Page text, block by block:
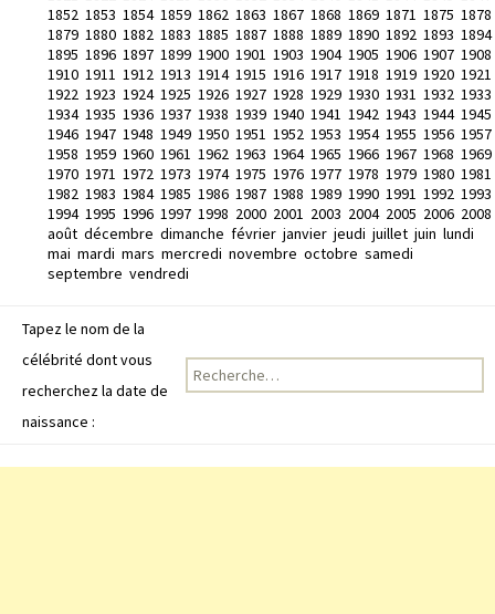
1852 1853 1854 1859 1862 1863 1867 1868 1869 1871 1875 1878
1879 1880 1882 1883 1885 1887 1888 1889 1890 1892 1893 1894
1895 1896 1897 1899 1900 1901 1903 1904 1905 1906 1907 1908
1910 1911 1912 1913 1914 1915 1916 1917 1918 1919 1920 1921
1922 1923 1924 1925 1926 1927 1928 1929 1930 1931 1932 1933
1934 1935 1936 1937 1938 1939 1940 1941 1942 1943 1944 1945
1946 1947 1948 1949 1950 1951 1952 1953 1954 1955 1956 1957
1958 1959 1960 1961 1962 1963 1964 1965 1966 1967 1968 1969
1970 1971 1972 1973 1974 1975 1976 1977 1978 1979 1980 1981
1982 1983 1984 1985 1986 1987 1988 1989 1990 1991 1992 1993
1994 1995 1996 1997 1998 2000 2001 2003 2004 2005 2006 2008
août décembre dimanche février janvier jeudi juillet juin lundi
mai mardi mars mercredi novembre octobre samedi
septembre vendredi
Tapez le nom de la
célébrité dont vous
recherchez la date de
naissance :
Recherche pour :